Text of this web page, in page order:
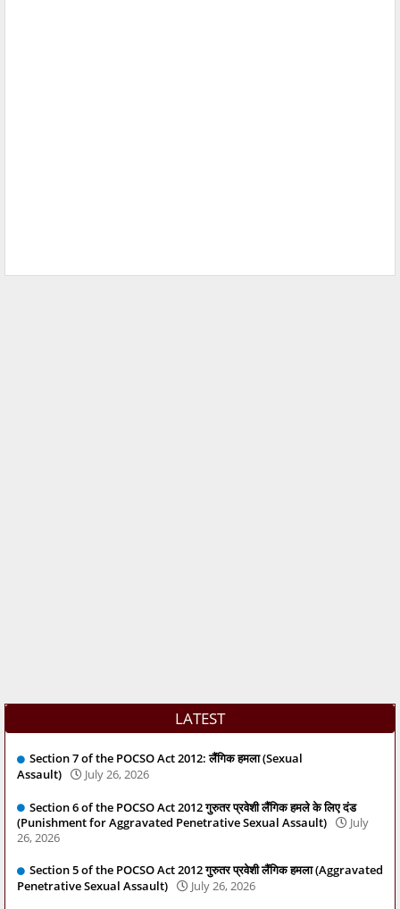
LATEST
Section 7 of the POCSO Act 2012: लैंगिक हमला (Sexual
Assault)
July 26, 2026
Section 6 of the POCSO Act 2012 गुरुतर प्रवेशी लैंगिक हमले के लिए दंड
(Punishment for Aggravated Penetrative Sexual Assault)
July
26, 2026
Section 5 of the POCSO Act 2012 गुरुतर प्रवेशी लैंगिक हमला (Aggravated
Penetrative Sexual Assault)
July 26, 2026